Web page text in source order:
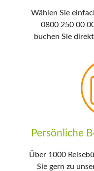
Wählen Sie
0800 250 00
buchen Sie
Persönliche
Über 1000
Sie gern zu